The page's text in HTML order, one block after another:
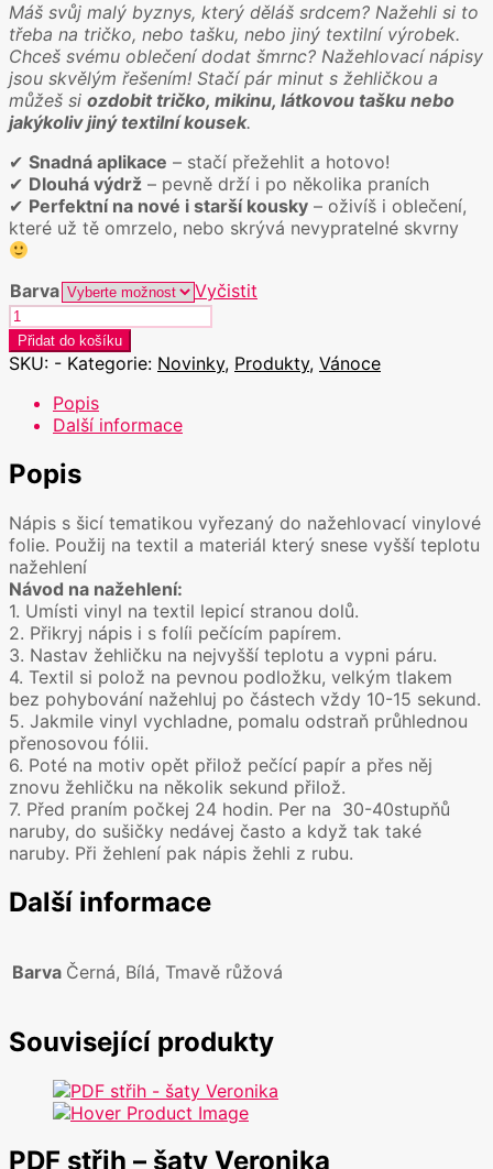
Máš svůj malý byznys, který děláš srdcem? Nažehli si to
třeba na tričko, nebo tašku, nebo jiný textilní výrobek.
Chceš svému oblečení dodat šmrnc? Nažehlovací nápisy
jsou skvělým řešením! Stačí pár minut s žehličkou a
můžeš si ozdobit tričko, mikinu, látkovou tašku nebo
jakýkoliv jiný textilní kousek.
✔ Snadná aplikace – stačí přežehlit a hotovo!
✔ Dlouhá výdrž – pevně drží i po několika praních
✔ Perfektní na nové i starší kousky – oživíš i oblečení,
které už tě omrzelo, nebo skrývá nevypratelné skvrny
Barva
Vyčistit
Nažehlovačka
"small
business"
Přidat do košíku
SKU: - Kategorie: Novinky, Produkty, Vánoce
Popis
Další informace
Popis
Nápis s šicí tematikou vyřezaný do nažehlovací vinylové
folie. Použij na textil a materiál který snese vyšší teplotu
nažehlení
Návod na nažehlení:
1. Umísti vinyl na textil lepicí stranou dolů.
2. Přikryj nápis i s folíi pečícím papírem.
3. Nastav žehličku na nejvyšší teplotu a vypni páru.
4. Textil si polož na pevnou podložku, velkým tlakem
bez pohybování nažehluj po částech vždy 10-15 sekund.
5. Jakmile vinyl vychladne, pomalu odstraň průhlednou
přenosovou fólii.
6. Poté na motiv opět přilož pečící papír a přes něj
znovu žehličku na několik sekund přilož.
7. Před praním počkej 24 hodin. Per na 30-40stupňů
naruby, do sušičky nedávej často a když tak také
naruby. Při žehlení pak nápis žehli z rubu.
Další informace
Barva Černá, Bílá, Tmavě růžová
Související produkty
PDF střih – šaty Veronika